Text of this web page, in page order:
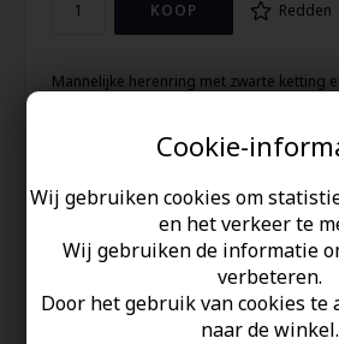
Cookie-
Wij gebruiken cookies om
en het verkeer te
Wij gebruiken de informatie
verbeteren.
Door het gebruik van cookies te
naar de winkel.
Redden
Mannelijke herenring met zwarte ketting
De ring is 8 mm breed en je kunt deze in
Mooie herenring.
Uw veiligheid
Op Voorraad